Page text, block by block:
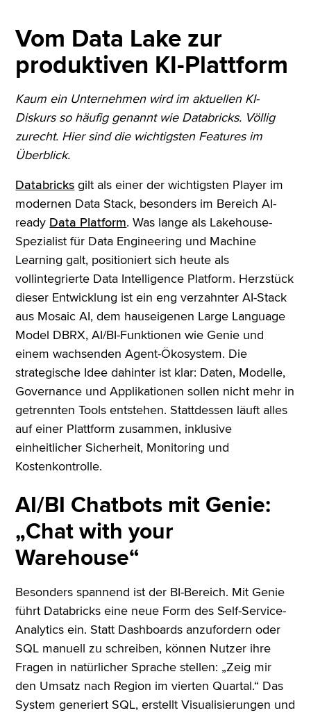
Vom Data Lake zur
produktiven KI-Plattform
Kaum ein Unternehmen wird im aktuellen KI-
Diskurs so häufig genannt wie Databricks. Völlig
zurecht. Hier sind die wichtigsten Features im
Überblick.
Databricks gilt als einer der wichtigsten Player im
modernen Data Stack, besonders im Bereich AI-
ready Data Platform. Was lange als Lakehouse-
Spezialist für Data Engineering und Machine
Learning galt, positioniert sich heute als
vollintegrierte Data Intelligence Platform. Herzstück
dieser Entwicklung ist ein eng verzahnter AI-Stack
aus Mosaic AI, dem hauseigenen Large Language
Model DBRX, AI/BI-Funktionen wie Genie und
einem wachsenden Agent-Ökosystem. Die
strategische Idee dahinter ist klar: Daten, Modelle,
Governance und Applikationen sollen nicht mehr in
getrennten Tools entstehen. Stattdessen läuft alles
auf einer Plattform zusammen, inklusive
einheitlicher Sicherheit, Monitoring und
Kostenkontrolle.
AI/BI Chatbots mit Genie:
„Chat with your
Warehouse“
Besonders spannend ist der BI-Bereich. Mit Genie
führt Databricks eine neue Form des Self-Service-
Analytics ein. Statt Dashboards anzufordern oder
SQL manuell zu schreiben, können Nutzer ihre
Fragen in natürlicher Sprache stellen: „Zeig mir
den Umsatz nach Region im vierten Quartal.“ Das
System generiert SQL, erstellt Visualisierungen und